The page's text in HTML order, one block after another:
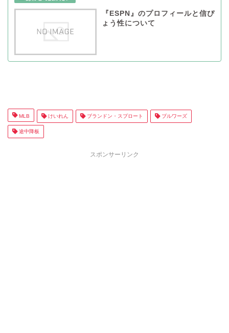
『ESPN』のプロフィールと信ぴ
ょう性について
MLB けいれん ブランドン・スプロート ブルワーズ
途中降板
スポンサーリンク